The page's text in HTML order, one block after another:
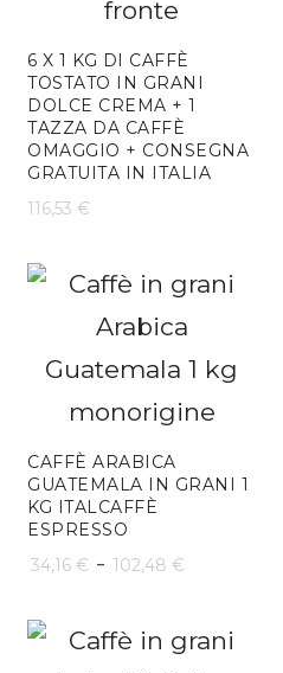
€
€
6 X 1 KG DI CAFFÈ
TOSTATO IN GRANI
DOLCE CREMA + 1
TAZZA DA CAFFÈ
OMAGGIO + CONSEGNA
GRATUITA IN ITALIA
116,53 €
CAFFÈ ARABICA
GUATEMALA IN GRANI 1
KG ITALCAFFÈ
ESPRESSO
34,16 € - 102,48 €
prezzo: